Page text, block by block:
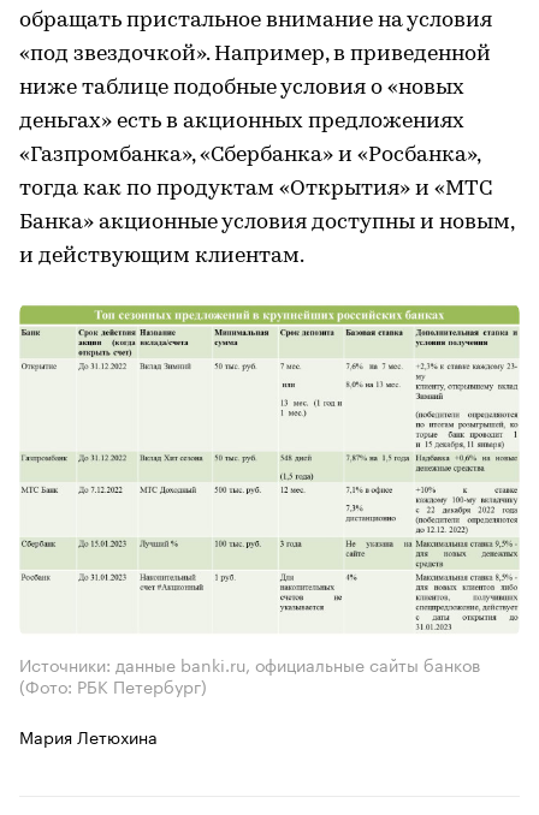
обращать пристальное внимание на условия
«под звездочкой». Например, в приведенной
ниже таблице подобные условия о «новых
деньгах» есть в акционных предложениях
«Газпромбанка», «Сбербанка» и «Росбанка»,
тогда как по продуктам «Открытия» и «МТС
Банка» акционные условия доступны и новым,
и действующим клиентам.
Источники: данные banki.ru, официальные сайты банков
(Фото: РБК Петербург)
Мария Летюхина